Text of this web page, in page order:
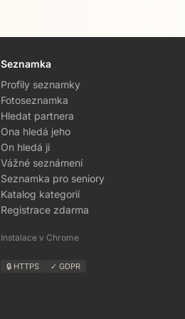
Seznamka
Profily seznamky
Fotoseznamka
Hledat partnera
Ona hledá jeho
On hledá ji
Vážné seznámení
Seznamka pro seniory
Katalog kategorií
Registrace zdarma
Instalace v Chrome
🔒 HTTPS ✓ GDPR